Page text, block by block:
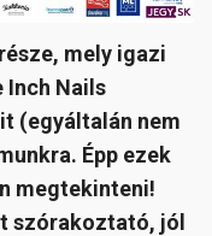
mely igazi
Inch Nails
(egyáltalán nem
Épp ezek
megtekinteni!
szórakoztató, jól